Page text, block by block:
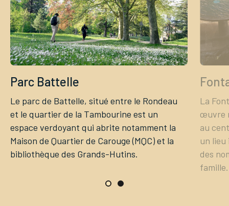
CAROUGE SE CONSTRUIT
Parc Battelle
Le parc de Battelle, situé entre le Rondeau
et le quartier de la Tambourine est un
espace verdoyant qui abrite notamment la
Maison de Quartier de Carouge (MQC) et la
bibliothèque des Grands-Hutins.
La
œuvre
au
un
des
famille.